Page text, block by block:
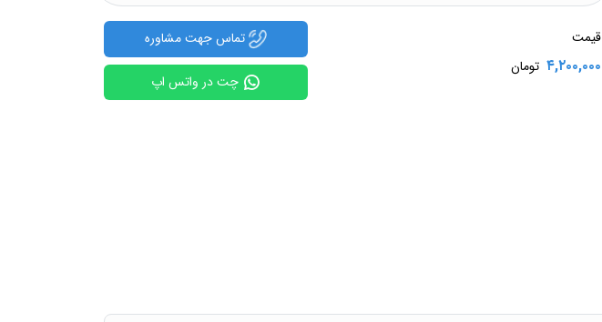
قیمت
۴,۲۰۰,۰۰۰ تومان
تماس جهت مشاوره
چت در واتس اپ